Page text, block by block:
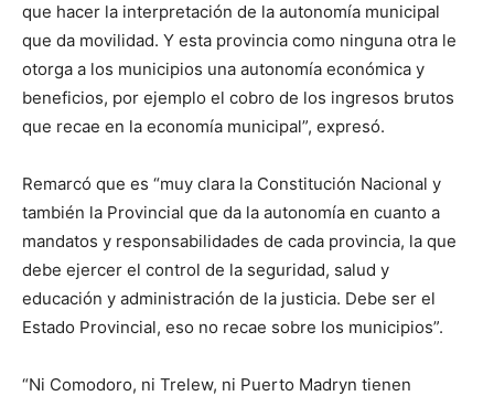
que hacer la interpretación de la autonomía municipal
que da movilidad. Y esta provincia como ninguna otra le
otorga a los municipios una autonomía económica y
beneficios, por ejemplo el cobro de los ingresos brutos
que recae en la economía municipal”, expresó.
Remarcó que es “muy clara la Constitución Nacional y
también la Provincial que da la autonomía en cuanto a
mandatos y responsabilidades de cada provincia, la que
debe ejercer el control de la seguridad, salud y
educación y administración de la justicia. Debe ser el
Estado Provincial, eso no recae sobre los municipios”.
“Ni Comodoro, ni Trelew, ni Puerto Madryn tienen